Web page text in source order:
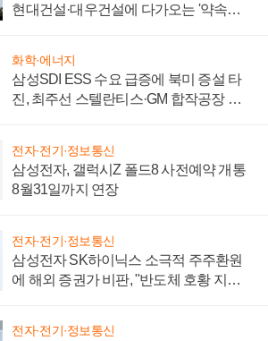
현대건설·대우건설에 다가오는 '약속의
화학·에너지
삼성SDI ESS 수요 급증에 북미 증설 타
진, 최주선 스텔란티스·GM 합작공장 건
전자·전기·정보통신
삼성전자, 갤럭시Z 폴드8 사전예약 개통
8월31일까지 연장
전자·전기·정보통신
삼성전자 SK하이닉스 소극적 주주환원
에 해외 증권가 비판, "반도체 호황 지속
전자·전기·정보통신